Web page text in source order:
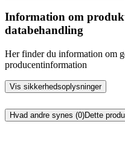
Information om
databehandling
Her finder du information om
producentinformation
Vis sikkerhedsoplysninger
Hvad andre synes (0)Dette